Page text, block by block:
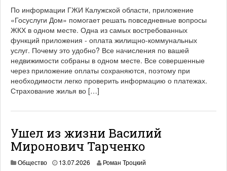
По информации ГЖИ Калужской области, приложение
«Госуслуги Дом» помогает решать повседневные вопросы
ЖКХ в одном месте. Одна из самых востребованных
функций приложения - оплата жилищно-коммунальных
услуг. Почему это удобно? Все начисления по вашей
недвижимости собраны в одном месте. Все совершенные
через приложение оплаты сохраняются, поэтому при
необходимости легко проверить информацию о платежах.
Страхование жилья во […]
Ушел из жизни Василий
Миронович Тарченко
Общество 13.07.2026 Роман Троцкий